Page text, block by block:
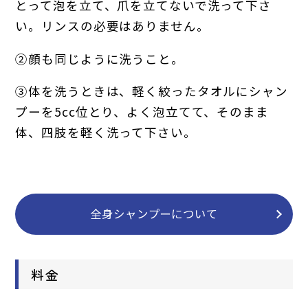
とって泡を立て、爪を立てないで洗って下さ
い。リンスの必要はありません。
②顔も同じように洗うこと。
③体を洗うときは、軽く絞ったタオルにシャン
プーを5cc位とり、よく泡立てて、そのまま
体、四肢を軽く洗って下さい。
全身シャンプーについて
料金